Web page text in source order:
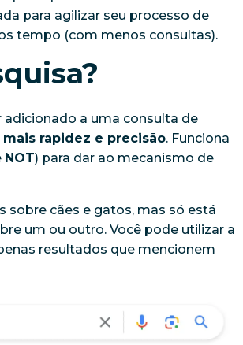
para agilizar seu processo de
tempo (com menos consultas).
a uma consulta de
rapidez e precisão. Funciona
NOT) para dar ao mecanismo de
sobre cães e gatos, mas só está
um ou outro. Você pode utilizar a
resultados que mencionem